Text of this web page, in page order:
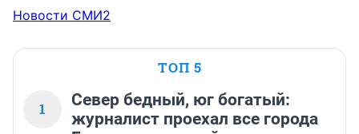
Новости СМИ2
ТОП 5
1
Север бедный, юг богатый:
журналист проехал все города